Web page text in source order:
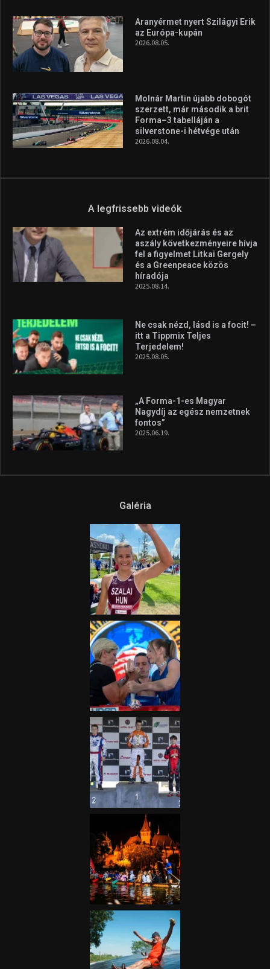
Aranyérmet nyert Szilágyi Erik
az Európa-kupán
2026.08.05.
Molnár Martin újabb dobogót
szerzett, már második a brit
Forma–3 tabelláján a
silverstone-i hétvége után
2026.08.04.
A legfrissebb videók
Az extrém időjárás és az
aszály következményeire hívja
fel a figyelmet Litkai Gergely
és a Greenpeace közös
híradója
2025.08.14.
Ne csak nézd, lásd is a focit! –
itt a Tippmix Teljes
Terjedelem!
2025.08.05.
„A Forma-1-es Magyar
Nagydíj az egész nemzetnek
fontos”
2025.06.19.
Galéria